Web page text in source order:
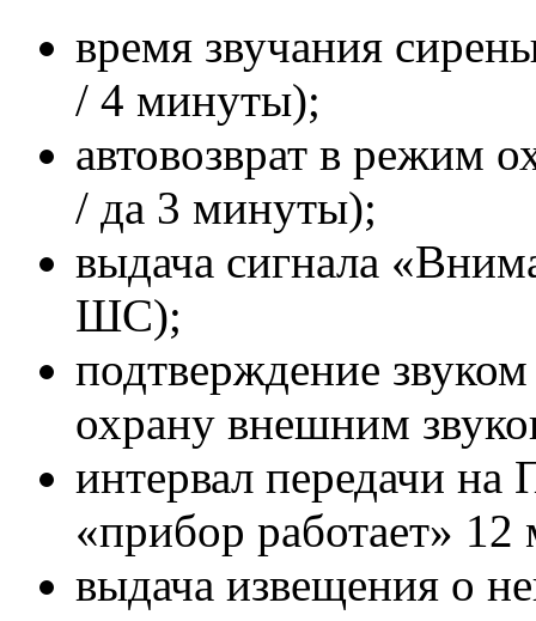
время звучания
/ 4 минуты);
автовозврат в режим
/ да 3 минуты);
выдача сигнала
ШС);
подтверждение
охрану внешним
интервал передачи
«прибор работает»
выдача извещения о